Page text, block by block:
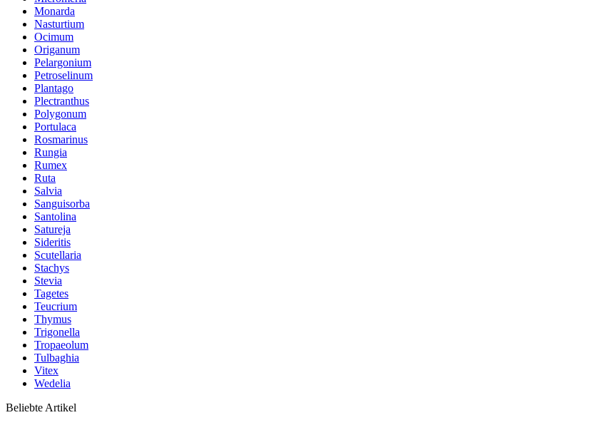
Monarda
Nasturtium
Ocimum
Origanum
Pelargonium
Petroselinum
Plantago
Plectranthus
Polygonum
Portulaca
Rosmarinus
Rungia
Rumex
Ruta
Salvia
Sanguisorba
Santolina
Satureja
Sideritis
Scutellaria
Stachys
Stevia
Tagetes
Teucrium
Thymus
Trigonella
Tropaeolum
Tulbaghia
Vitex
Wedelia
Beliebte Artikel